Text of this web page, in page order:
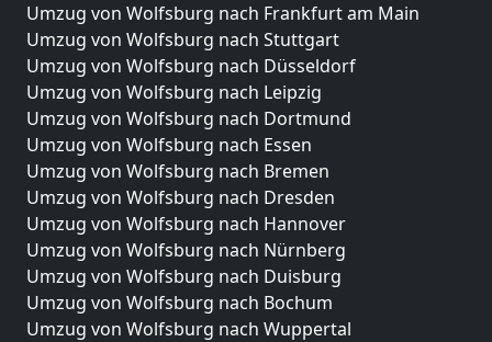
Umzug von Wolfsburg nach Frankfurt am Main
Umzug von Wolfsburg nach Stuttgart
Umzug von Wolfsburg nach Düsseldorf
Umzug von Wolfsburg nach Leipzig
Umzug von Wolfsburg nach Dortmund
Umzug von Wolfsburg nach Essen
Umzug von Wolfsburg nach Bremen
Umzug von Wolfsburg nach Dresden
Umzug von Wolfsburg nach Hannover
Umzug von Wolfsburg nach Nürnberg
Umzug von Wolfsburg nach Duisburg
Umzug von Wolfsburg nach Bochum
Umzug von Wolfsburg nach Wuppertal